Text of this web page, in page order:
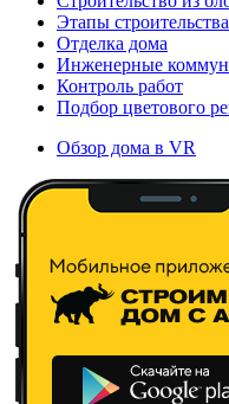
Этапы строительства
Отделка дома
Инженерные
Контроль работ
Подбор цветового
Обзор дома в VR